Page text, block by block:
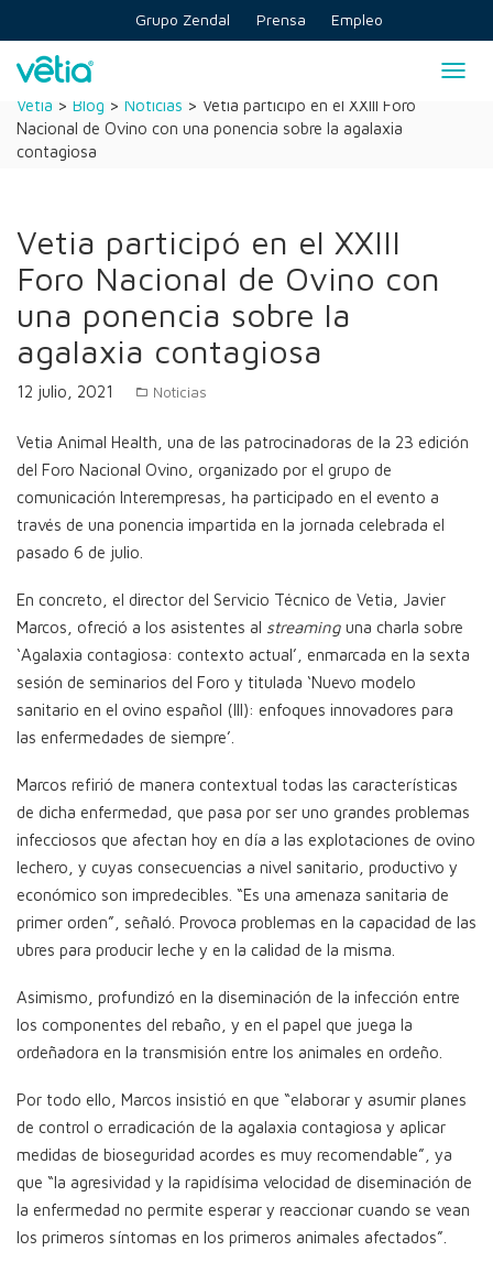
content
Grupo Zendal Prensa Empleo
Vetia > Blog > Noticias > Vetia participó en el XXIII Foro
Nacional de Ovino con una ponencia sobre la agalaxia
contagiosa
Vetia participó en el XXIII
Foro Nacional de Ovino con
una ponencia sobre la
agalaxia contagiosa
12 julio, 2021 Noticias
Vetia Animal Health, una de las patrocinadoras de la 23 edición
del Foro Nacional Ovino, organizado por el grupo de
comunicación Interempresas, ha participado en el evento a
través de una ponencia impartida en la jornada celebrada el
pasado 6 de julio.
En concreto, el director del Servicio Técnico de Vetia, Javier
Marcos, ofreció a los asistentes al streaming una charla sobre
‘Agalaxia contagiosa: contexto actual’, enmarcada en la sexta
sesión de seminarios del Foro y titulada ‘Nuevo modelo
sanitario en el ovino español (III): enfoques innovadores para
las enfermedades de siempre’.
Marcos refirió de manera contextual todas las características
de dicha enfermedad, que pasa por ser uno grandes problemas
infecciosos que afectan hoy en día a las explotaciones de ovino
lechero, y cuyas consecuencias a nivel sanitario, productivo y
económico son impredecibles. “Es una amenaza sanitaria de
primer orden”, señaló. Provoca problemas en la capacidad de las
ubres para producir leche y en la calidad de la misma.
Asimismo, profundizó en la diseminación de la infección entre
los componentes del rebaño, y en el papel que juega la
ordeñadora en la transmisión entre los animales en ordeño.
Por todo ello, Marcos insistió en que “elaborar y asumir planes
de control o erradicación de la agalaxia contagiosa y aplicar
medidas de bioseguridad acordes es muy recomendable”, ya
que “la agresividad y la rapidísima velocidad de diseminación de
la enfermedad no permite esperar y reaccionar cuando se vean
los primeros síntomas en los primeros animales afectados”.